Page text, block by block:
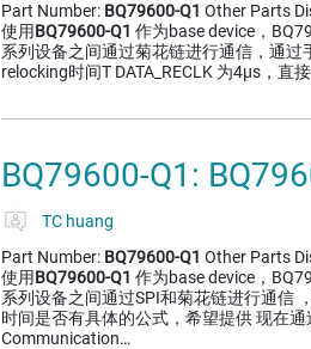
Part Number: BQ79600-Q1 Other Parts
使用BQ79600-Q1 作为base device，
系列设备之间通过菊花链进行通信，通
relocking时间T DATA_RECLK 为4μs，直
BQ79600-Q1:
TC huang
Part Number: BQ79600-Q1 Other Parts
使用BQ79600-Q1 作为base device，
系列设备之间通过SPI和菊花链进行通信
时间是否有具体的公式，希望提供 现在
Communication…